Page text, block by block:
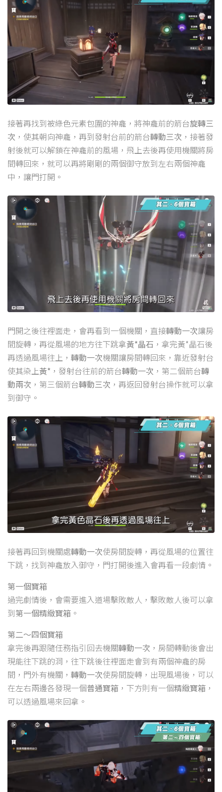
接著再找到被綠色元素包圍的神龕，將神龕前的箭台旋轉三
次 ，使其朝向神龕，再到發射台前的箭台轉動三次 ，接著發
射後就可以解鎖在神龕前的風場，飛上去後再使用機關將房
間轉回來，就可以再將剛剛的兩個御守放到左右兩個神龕
中，讓門打開。
門開之後往裡面走，會再看到一個機關，直接轉動一次讓房
間旋轉，再從風場的地方往下跳拿黃*晶石 ，拿完黃*晶石後
再透過風場往上， 轉動一次機關讓房間轉回來，靠近發射台
使其染上黃* ，發射台往前的箭台轉動一次 ，第二個箭台轉
動兩次 ，第三個箭台轉動三次 ，再返回發射台操作就可以拿
到御守。
接著再回到機關處轉動一次使房間旋轉，再從風場的位置往
下跳，找到神龕放入御守，門打開後進入會再看一段劇情。
第一個寶箱
過完劇情後，會需要進入道場擊敗敵人，擊敗敵人後可以拿
到第一個精緻寶箱 。
第二～四個寶箱
拿完後再跟隨任務指引回去機關轉動一次 ，房間轉動後會出
現能往下跳的洞，往下跳後往裡面走會到有兩個神龕的房
間，門外有機關， 轉動一次使房間旋轉，出現風場後，可以
在左右兩邊各發現一個普通寶箱 ，下方則有一個精緻寶箱 ，
可以透過風場來回拿。